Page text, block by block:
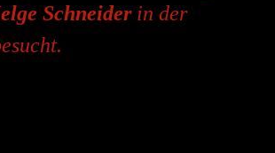
Schneiderin der